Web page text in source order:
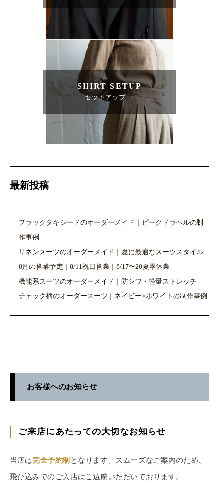
SHIRT SETUP
セットアップ →
最新投稿
ブラックタキシードのオーダーメイド｜ピークドラペルの制
作事例
リネンスーツのオーダーメイド｜夏に最適なスーツスタイル
8月の営業予定｜8/11祝日営業｜8/17〜20夏季休業
機能系スーツのオーダーメイド｜防シワ・軽量ストレッチ
チェック柄のオーダースーツ｜ネイビー×ホワイトの制作事例
お客様へのお知らせ
ご来店にあたっての大切なお知らせ
当店は完全予約制 となります。スムーズなご案内のため、
飛び込みでのご入店はご遠慮いただいております。